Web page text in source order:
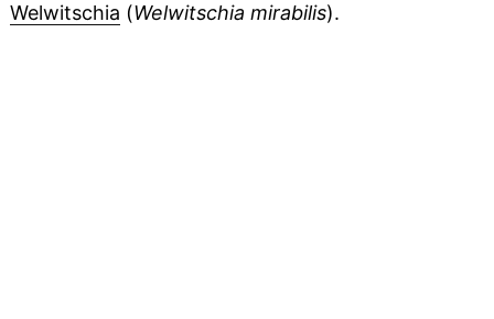
Welwitschia (Welwitschia mirabilis).